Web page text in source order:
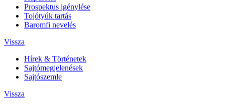
Prospektus igénylése
Tojótyúk tartás
Baromfi nevelés
Vissza
Hírek & Történetek
Sajtómegjelenések
Sajtószemle
Vissza